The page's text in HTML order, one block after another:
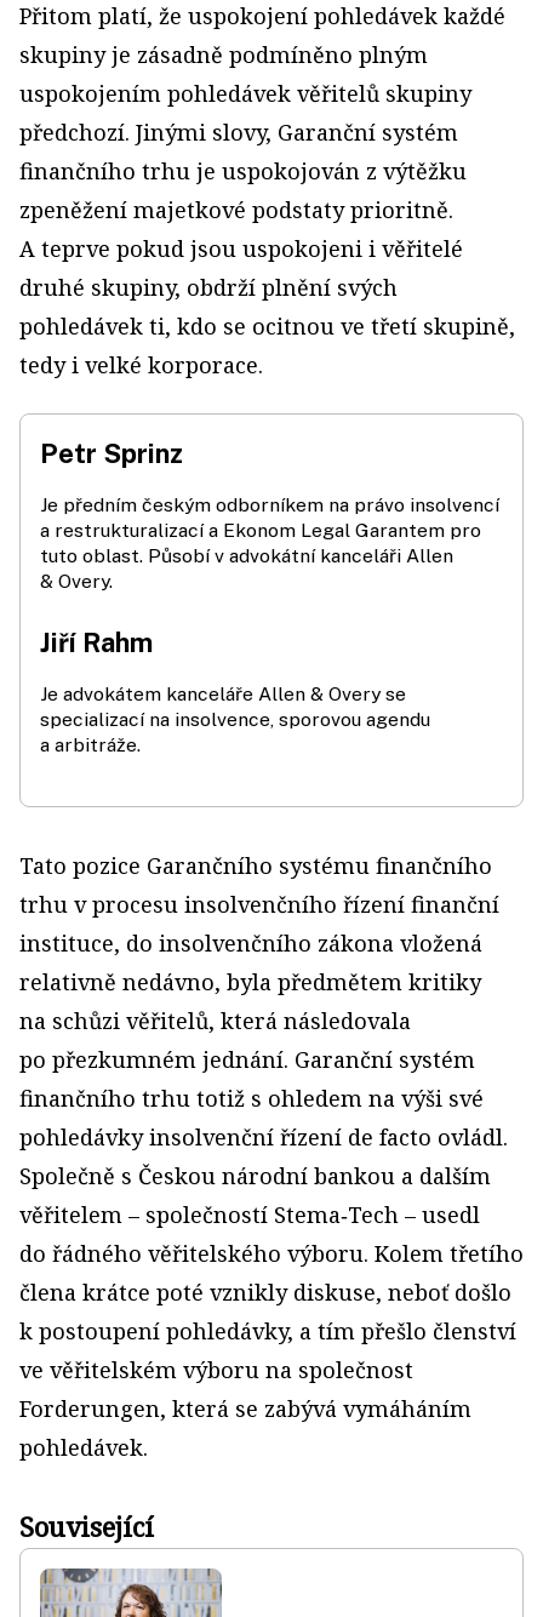
Přitom platí, že uspokojení pohledávek každé
skupiny je zásadně podmíněno plným
uspokojením pohledávek věřitelů skupiny
předchozí. Jinými slovy, Garanční systém
finančního trhu je uspokojován z výtěžku
zpeněžení majetkové podstaty prioritně.
A teprve pokud jsou uspokojeni i věřitelé
druhé skupiny, obdrží plnění svých
pohledávek ti, kdo se ocitnou ve třetí skupině,
tedy i velké korporace.
Petr Sprinz
Je předním českým odborníkem na právo insolvencí
a restrukturalizací a Ekonom Legal Garantem pro
tuto oblast. Působí v advokátní kanceláři Allen
& Overy.
Jiří Rahm
Je advokátem kanceláře Allen & Overy se
specializací na insolvence, sporovou agendu
a arbitráže.
Tato pozice Garančního systému finančního
trhu v procesu insolvenčního řízení finanční
instituce, do insolvenčního zákona vložená
relativně nedávno, byla předmětem kritiky
na schůzi věřitelů, která následovala
po přezkumném jednání. Garanční systém
finančního trhu totiž s ohledem na výši své
pohledávky insolvenční řízení de facto ovládl.
Společně s Českou národní bankou a dalším
věřitelem – společností Stema‑Tech – usedl
do řádného věřitelského výboru. Kolem třetího
člena krátce poté vznikly diskuse, neboť došlo
k postoupení pohledávky, a tím přešlo členství
ve věřitelském výboru na společnost
Forderungen, která se zabývá vymáháním
pohledávek.
Související